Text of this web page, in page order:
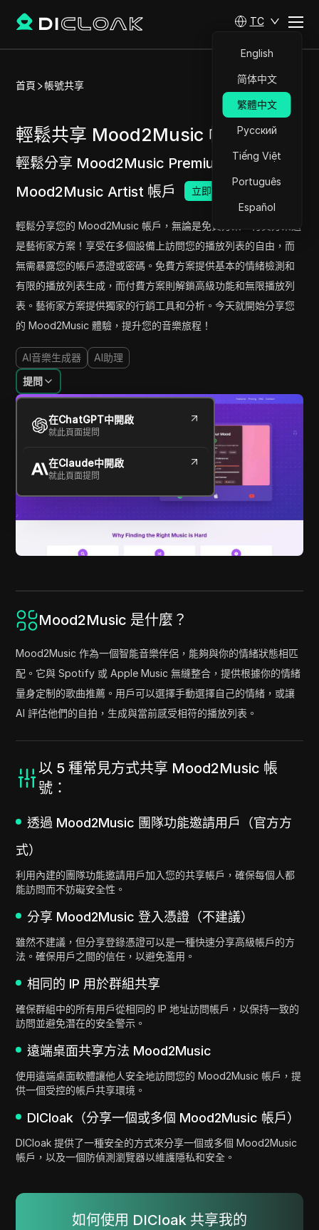
TC
English
简体中文
繁體中文
Русский
Tiếng Việt
Português
Español
首頁 帳號共享
輕鬆共享 Mood2Music 帳號
輕鬆分享 Mood2Music Premium 和
Mood2Music Artist 帳戶
立即試用
輕鬆分享您的 Mood2Music 帳戶，無論是免費方案、付費方案還
是藝術家方案！享受在多個設備上訪問您的播放列表的自由，而
無需暴露您的帳戶憑證或密碼。免費方案提供基本的情緒檢測和
有限的播放列表生成，而付費方案則解鎖高級功能和無限播放列
表。藝術家方案提供獨家的行銷工具和分析。今天就開始分享您
的 Mood2Music 體驗，提升您的音樂旅程！
AI音樂生成器
AI助理
提問
在ChatGPT中開啟
就此頁面提問
在Claude中開啟
就此頁面提問
Mood2Music 是什麼？
Mood2Music 作為一個智能音樂伴侶，能夠與你的情緒狀態相匹
配。它與 Spotify 或 Apple Music 無縫整合，提供根據你的情緒
量身定制的歌曲推薦。用戶可以選擇手動選擇自己的情緒，或讓
AI 評估他們的自拍，生成與當前感受相符的播放列表。
以 5 種常見方式共享 Mood2Music 帳
號：
透過 Mood2Music 團隊功能邀請用戶（官方方
式）
利用內建的團隊功能邀請用戶加入您的共享帳戶，確保每個人都
能訪問而不妨礙安全性。
分享 Mood2Music 登入憑證（不建議）
雖然不建議，但分享登錄憑證可以是一種快速分享高級帳戶的方
法。確保用戶之間的信任，以避免濫用。
相同的 IP 用於群組共享
確保群組中的所有用戶從相同的 IP 地址訪問帳戶，以保持一致的
訪問並避免潛在的安全警示。
遠端桌面共享方法 Mood2Music
使用遠端桌面軟體讓他人安全地訪問您的 Mood2Music 帳戶，提
供一個受控的帳戶共享環境。
DICloak（分享一個或多個 Mood2Music 帳戶）
DICloak 提供了一種安全的方式來分享一個或多個 Mood2Music
帳戶，以及一個防偵測瀏覽器以維護隱私和安全。
如何使用 DICloak 共享我的